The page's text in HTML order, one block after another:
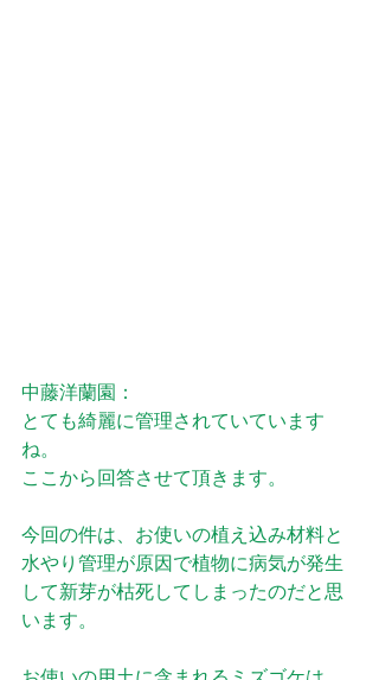
中藤洋蘭園：
とても綺麗に管理されていています
ね。
ここから回答させて頂きます。
今回の件は、お使いの植え込み材料と
水やり管理が原因で植物に病気が発生
して新芽が枯死してしまったのだと思
います。